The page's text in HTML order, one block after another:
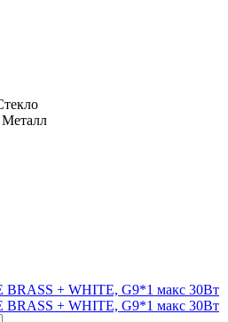
BRASS + WHITE, G9*1 макс 30Вт
BRASS + WHITE, G9*1 макс 30Вт